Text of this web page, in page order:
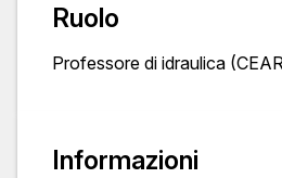
Ruolo
Professore di idraulica
Informazioni